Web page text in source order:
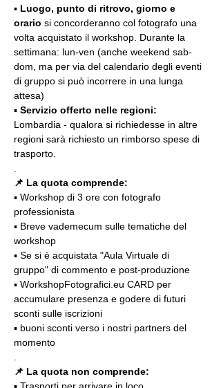
▪️ Luogo, punto di ritrovo, giorno e
orario si concorderanno col fotografo una
volta acquistato il workshop. Durante la
settimana: lun-ven (anche weekend sab-
dom, ma per via del calendario degli eventi
di gruppo si può incorrere in una lunga
attesa)
▪️ Servizio offerto nelle regioni:
Lombardia - qualora si richiedesse in altre
regioni sarà richiesto un rimborso spese di
trasporto.
📌 La quota comprende:
▪️ Workshop di 3 ore con fotografo
professionista
▪️ Breve vademecum sulle tematiche del
workshop
▪️ Se si è acquistata "Aula Virtuale di
gruppo" di commento e post-produzione
▪️ WorkshopFotografici.eu CARD per
accumulare presenza e godere di futuri
sconti sulle iscrizioni
▪️ buoni sconti verso i nostri partners del
momento
📌 La quota non comprende: